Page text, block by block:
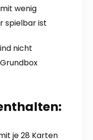
wenig
spielbar ist
nicht
je 28 Karten